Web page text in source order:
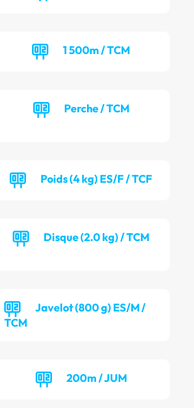
1 500m / TCM
Perche / TCM
Poids (4 kg) ES/F / TCF
Disque (2.0 kg) / TCM
Javelot (800 g) ES/M /
TCM
200m / JUM